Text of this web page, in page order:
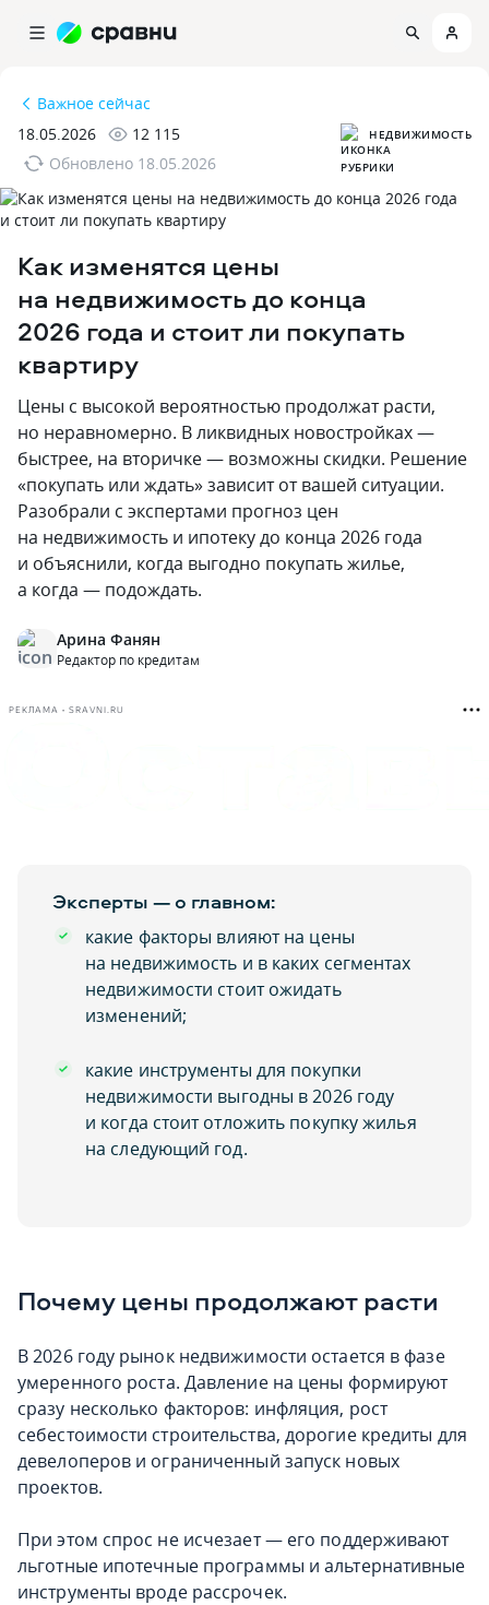
Важное сейчас
18.05.2026
12 115
Обновлено 18.05.2026
НЕДВИЖИМОСТЬ
Как изменятся цены
на недвижимость до конца
2026 года и стоит ли покупать
квартиру
Цены с высокой вероятностью продолжат расти,
но неравномерно. В ликвидных новостройках —
быстрее, на вторичке — возможны скидки. Решение
«покупать или ждать» зависит от вашей ситуации.
Разобрали с экспертами прогноз цен
на недвижимость и ипотеку до конца 2026 года
и объяснили, когда выгодно покупать жилье,
а когда — подождать.
Арина Фанян
Редактор по кредитам
РЕКЛАМА • SRAVNI.RU
Эксперты — о главном:
какие факторы влияют на цены
на недвижимость и в каких сегментах
недвижимости стоит ожидать
изменений;
какие инструменты для покупки
недвижимости выгодны в 2026 году
и когда стоит отложить покупку жилья
на следующий год.
Почему цены продолжают расти
В 2026 году рынок недвижимости остается в фазе
умеренного роста. Давление на цены формируют
сразу несколько факторов: инфляция, рост
себестоимости строительства, дорогие кредиты для
девелоперов и ограниченный запуск новых
проектов.
При этом спрос не исчезает — его поддерживают
льготные ипотечные программы и альтернативные
инструменты вроде рассрочек.